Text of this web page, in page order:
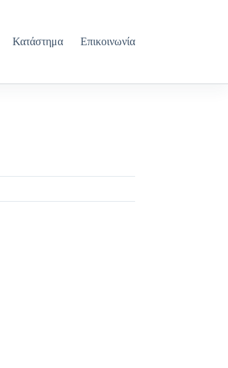
Κατάστημα Επικοινωνία